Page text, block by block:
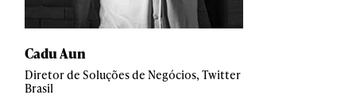
Cadu Aun
Diretor de Soluções de Negócios, Twitter
Brasil